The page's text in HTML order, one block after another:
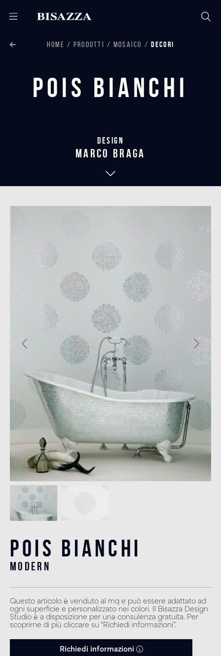
HOME PRODOTTI MOSAICO DECORI
Pois Bianchi
Design
marco braga
Pois Bianchi
modern
Questo articolo è venduto al mq e può essere adattato ad
ogni superficie e personalizzato nei colori. Il Bisazza Design
Studio è a disposizione per una consulenza gratuita. Per
scoprirne di più cliccare su “Richiedi informazioni”.
Richiedi informazioni